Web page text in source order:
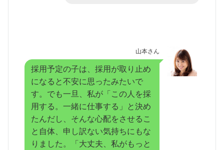
山本さん
採用予定の子は、採用が取り止め
になると不安に思ったみたいで
す。でも一旦、私が「この人を採
用する。一緒に仕事する」と決め
たんだし、そんな心配をさせるこ
と自体、申し訳ない気持ちにもな
りました。「大丈夫、私がもっと